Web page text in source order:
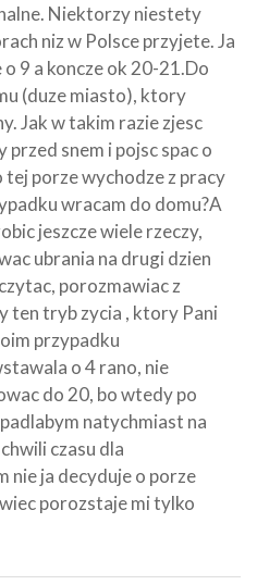
Niektorzy niestety
niz w Polsce przyjete. Ja
o 9 a koncze ok 20-21.Do
(duze miasto), ktory
Jak w takim razie zjesc
przed snem i pojsc spac o
porze wychodze z pracy
wracam do domu?A
jeszcze wiele rzeczy,
ubrania na drugi dzien
porozmawiac z
ten tryb zycia , ktory Pani
przypadku
o 4 rano, nie
do 20, bo wtedy po
natychmiast na
czasu dla
nie ja decyduje o porze
porozstaje mi tylko